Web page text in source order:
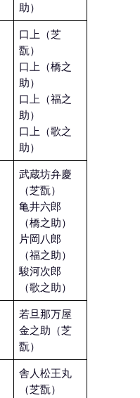
助）
口上（芝
翫）
口上（橋之
助）
口上（福之
助）
口上（歌之
助）
武蔵坊弁慶
（芝翫）
亀井六郎
（橋之助）
片岡八郎
（福之助）
駿河次郎
（歌之助）
若旦那万屋
金之助（芝
翫）
舎人松王丸
（芝翫）